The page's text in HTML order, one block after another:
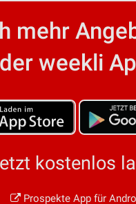
mehr
der weekli
kostenlos
Prospekte App für